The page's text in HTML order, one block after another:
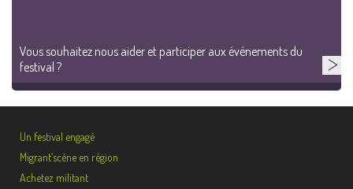
Vous souhaitez nous aider et participer aux événements du
festival ?
Un festival engagé
Migrant’scène en région
Achetez militant